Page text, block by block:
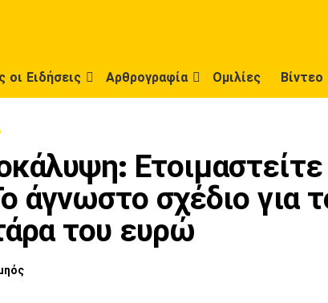
οι Ειδήσεις Αρθρογραφία Ομιλίες Βίντεο
Ετοιμαστείτε
άγνωστο σχέδιο για
του ευρώ